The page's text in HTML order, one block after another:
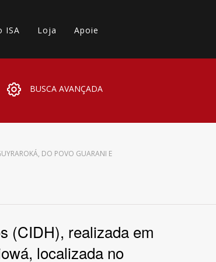
ISA Loja Apoie
BUSCA AVANÇADA
DO POVO GUARANI E
(CIDH), realizada em
localizada no